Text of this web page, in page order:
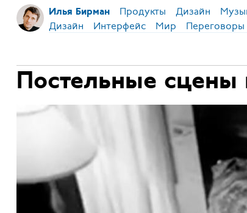
Илья Бирман Продукты Дизайн
Дизайн Интерфейс Мир Переговоры
Постельные сцены